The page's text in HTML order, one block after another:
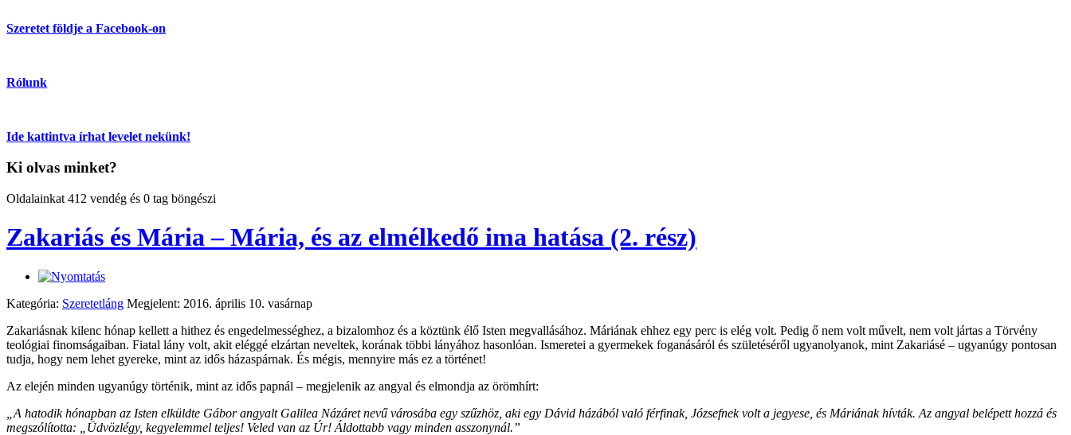
Szeretet földje a Facebook-on
Rólunk
Ide kattintva írhat levelet nekünk!
Ki olvas minket?
Oldalainkat 412 vendég és 0 tag böngészi
Zakariás és Mária – Mária, és az elmélkedő ima hatása (2. rész)
Kategória: Szeretetláng Megjelent: 2016. április 10. vasárnap
Zakariásnak kilenc hónap kellett a hithez és engedelmességhez, a bizalomhoz és a köztünk élő Isten megvallásához. Máriának ehhez egy perc is elég volt. Pedig ő nem volt művelt, nem volt jártas a Törvény
teológiai finomságaiban. Fiatal lány volt, akit eléggé elzártan neveltek, korának többi lányához hasonlóan. Ismeretei a gyermekek foganásáról és születéséről ugyanolyanok, mint Zakariásé – ugyanúgy pontosan
tudja, hogy nem lehet gyereke, mint az idős házaspárnak. És mégis, mennyire más ez a történet!
Az elején minden ugyanúgy történik, mint az idős papnál – megjelenik az angyal és elmondja az örömhírt:
„A hatodik hónapban az Isten elküldte Gábor angyalt Galilea Názáret nevű városába egy szűzhöz, aki egy Dávid házából való férfinak, Józsefnek volt a jegyese, és Máriának hívták. Az angyal belépett hozzá és
megszólította: „Üdvözlégy, kegyelemmel teljes! Veled van az Úr! Áldottabb vagy minden asszonynál.”